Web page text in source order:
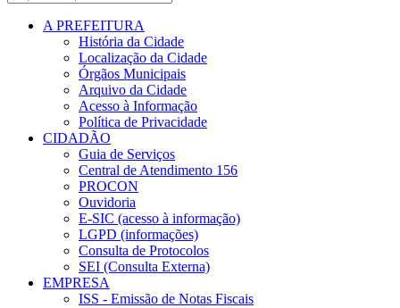
A PREFEITURA
História da Cidade
Localização da Cidade
Órgãos Municipais
Arquivo da Cidade
Acesso à Informação
Política de Privacidade
CIDADÃO
Guia de Serviços
Central de Atendimento 156
PROCON
Ouvidoria
E-SIC (acesso à informação)
LGPD (informações)
Consulta de Protocolos
SEI (Consulta Externa)
EMPRESA
ISS - Emissão de Notas Fiscais